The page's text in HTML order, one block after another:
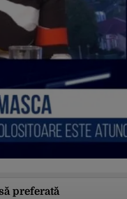
preferată